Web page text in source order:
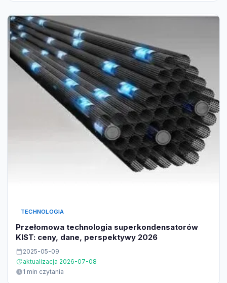
TECHNOLOGIA
Przełomowa technologia superkondensatorów
KIST: ceny, dane, perspektywy 2026
2025-05-09
aktualizacja 2026-07-08
1 min czytania